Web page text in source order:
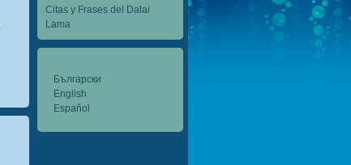
Citas y Frases del Dalai
Lama
Български
English
Español